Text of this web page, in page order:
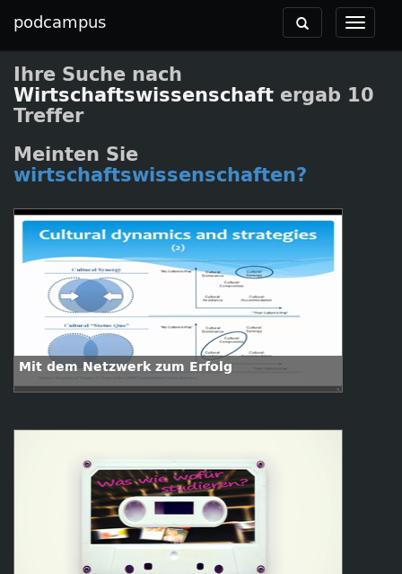
podcampus
Toggle
Toggle
navigation
Ihre Suche nach
Wirtschaftswissenschaft ergab 10
Treffer
Meinten Sie
wirtschaftswissenschaften?
Mit dem Netzwerk zum Erfolg